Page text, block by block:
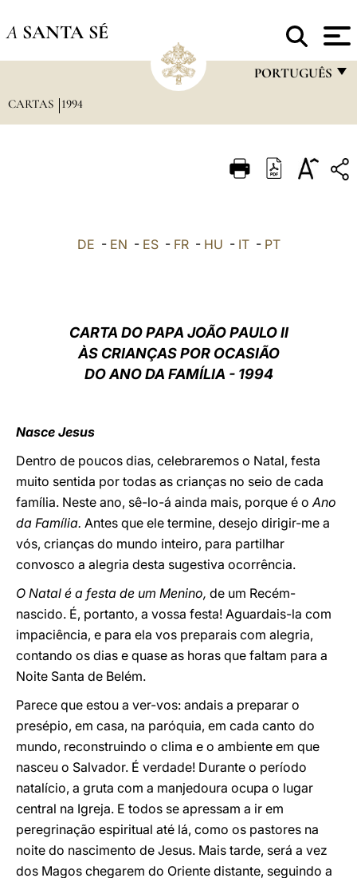
A SANTA SÉ
PORTUGUÊS
ITALIANO
中文
LATINE
CARTAS 1994
DE - EN - ES- FR- HU - IT- PT
CARTA DO PAPA JOÃO PAULO II
ÀS CRIANÇAS POR OCASIÃO
DO ANO DA FAMÍLIA - 1994
Nasce Jesus
Dentro de poucos dias, celebraremos o Natal, festa
muito sentida por todas as crianças no seio de cada
família. Neste ano, sê-lo-á ainda mais, porque é oAno
da Família. Antes que ele termine, desejo dirigir-me a
vós, crianças do mundo inteiro, para partilhar
convosco a alegria desta sugestiva ocorrência.
O Natal é a festa de um Menino, de um Recém-
nascido. É, portanto, a vossa festa! Aguardais-la com
impaciência, e para ela vos preparais com alegria,
contando os dias e quase as horas que faltam para a
Noite Santa de Belém.
Parece que estou a ver-vos: andais a preparar o
presépio, em casa, na paróquia, em cada canto do
mundo, reconstruindo o clima e o ambiente em que
nasceu o Salvador. É verdade! Durante o período
natalício, a gruta com a manjedoura ocupa o lugar
central na Igreja. E todos se apressam a ir em
peregrinação espiritual até lá, como os pastores na
noite do nascimento de Jesus. Mais tarde, será a vez
dos Magos chegarem do Oriente distante, seguindo a